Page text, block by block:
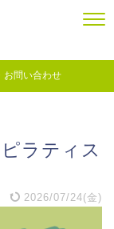
お問い合わせ
ラティス
2026/07/24(金)